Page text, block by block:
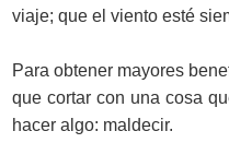
viaje; que el viento esté
Para obtener mayores
que cortar con una cosa
hacer algo: maldecir.